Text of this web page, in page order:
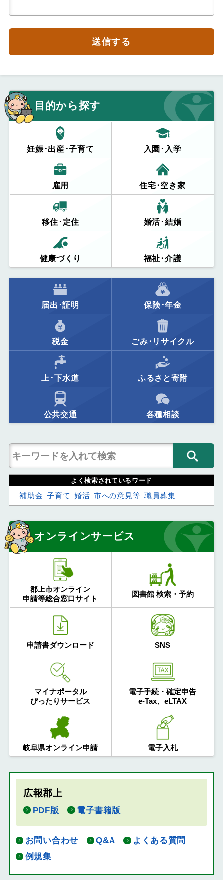
送信する
目的から探す
妊娠･出産･子育て 入園･入学
雇用 住宅･空き家
移住･定住 婚活･結婚
健康づくり 福祉･介護
届出･証明 保険･年金
税金 ごみ･リサイクル
上･下水道 ふるさと寄附
公共交通 各種相談
よく検索されているワード
補助金 子育て 婚活 市への意見等 職員募集
オンラインサービス
郡上市オンライン
申請等総合窓口サイト
図書館 検索・予約
申請書ダウンロード SNS
マイナポータル
ぴったりサービス
電子手続・確定申告
e-Tax、eLTAX
岐阜県オンライン申請 電子入札
広報郡上
PDF版 電子書籍版
お問い合わせ Q&A
よくある質問
例規集